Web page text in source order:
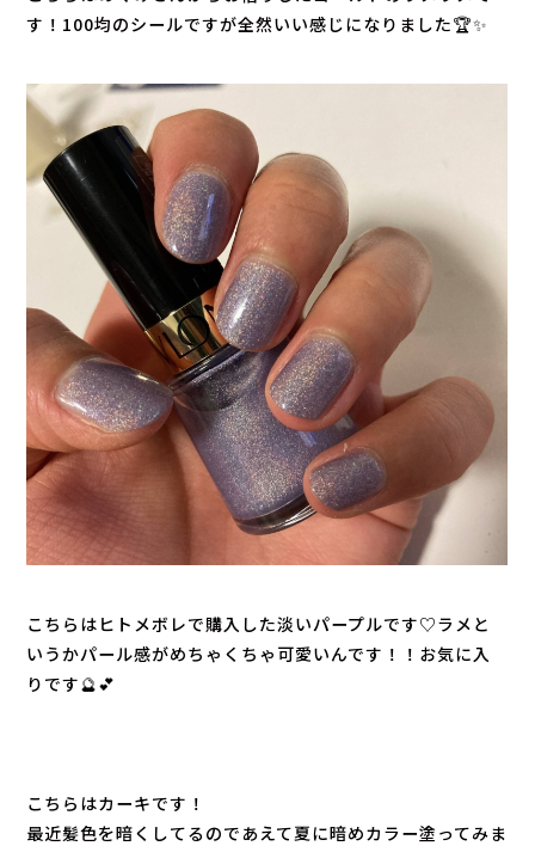
す！100均のシールですが全然いい感じになりました🏆✨
こちらはヒトメボレで購入した淡いパープルです♡ラメと
いうかパール感がめちゃくちゃ可愛いんです！！お気に入
りです🔮💕
こちらはカーキです！
最近髪色を暗くしてるのであえて夏に暗めカラー塗ってみま